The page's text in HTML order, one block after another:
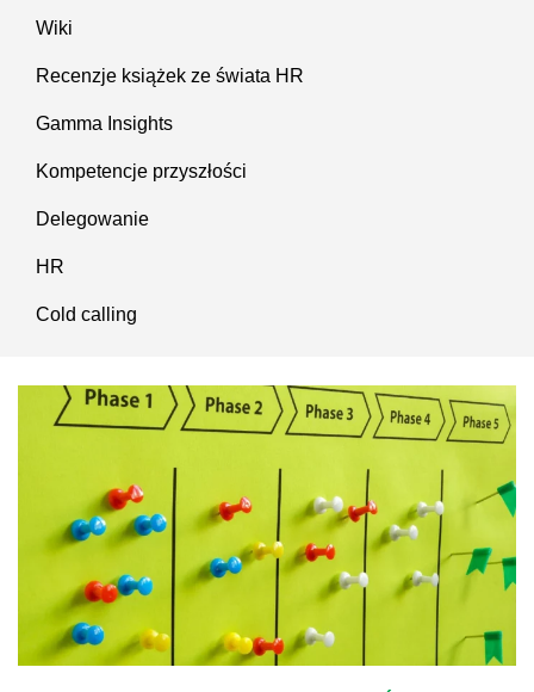
Wiki
Recenzje książek ze świata HR
Gamma Insights
Kompetencje przyszłości
Delegowanie
HR
Cold calling